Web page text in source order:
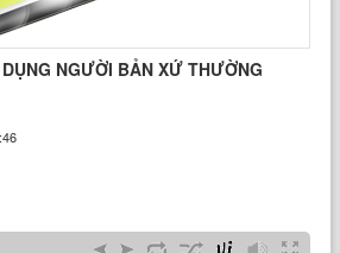
NGƯỜI BẢN XỨ THƯỜNG